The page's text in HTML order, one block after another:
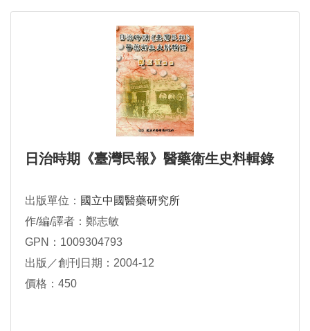
日治時期《臺灣民報》醫藥衛生史料輯錄
出版單位： 國立中國醫藥研究所
作/編/譯者：鄭志敏
GPN：1009304793
出版／創刊日期：2004-12
價格：450